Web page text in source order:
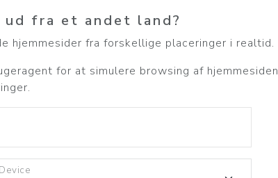
ud fra et andet land?
hjemmesider fra forskellige placeringer i realtid.
for at simulere browsing af hjemmesiden
Device